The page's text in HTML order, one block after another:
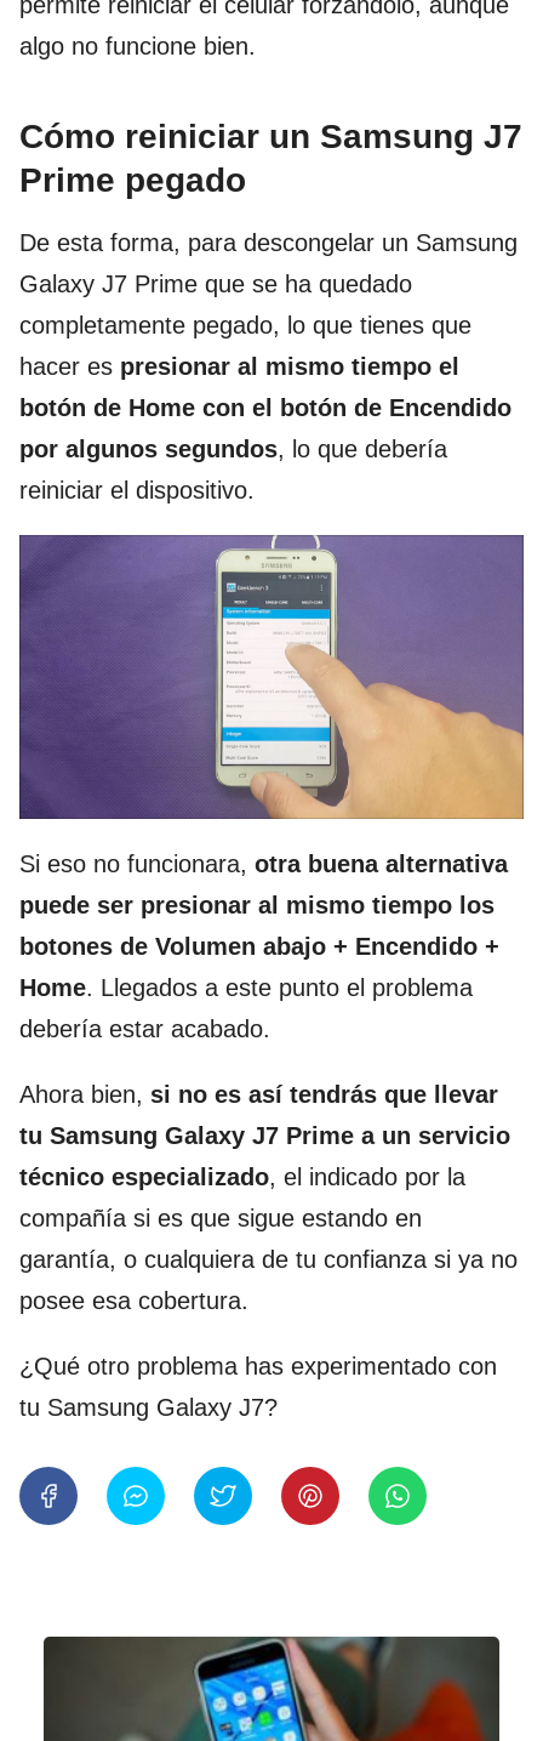
algo no funcione bien.
Cómo reiniciar un Samsung J7
Prime pegado
De esta forma, para descongelar un Samsung
Galaxy J7 Prime que se ha quedado
completamente pegado, lo que tienes que
hacer es presionar al mismo tiempo el
botón de Home con el botón de Encendido
por algunos segundos, lo que debería
reiniciar el dispositivo.
Si eso no funcionara, otra buena alternativa
puede ser presionar al mismo tiempo los
botones de Volumen abajo + Encendido +
Home. Llegados a este punto el problema
debería estar acabado.
Ahora bien, si no es así tendrás que llevar
tu Samsung Galaxy J7 Prime a un servicio
técnico especializado, el indicado por la
compañía si es que sigue estando en
garantía, o cualquiera de tu confianza si ya no
posee esa cobertura.
¿Qué otro problema has experimentado con
tu Samsung Galaxy J7?